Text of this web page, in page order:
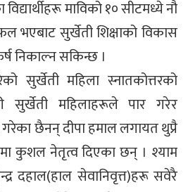
माविको १० सीटमध्ये नौ
भएबाट सुर्खेती शिक्षाको विकास
निकाल्न सकिन्छ ।
सुर्खेती महिला स्नातकोत्तरको
सुर्खेती महिलाहरूले पार गरेर
गरेका छैनन् दीपा हमाल लगायत थुप्रै
कुशल नेतृत्व दिएका छन् । श्याम
दहाल(हाल सेवानिवृत्त)हरू सवेरै